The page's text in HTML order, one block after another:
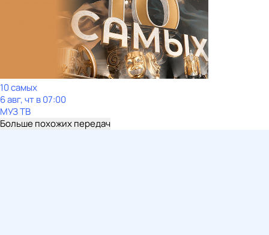
10 самых
6 авг, чт в 07:00
МУЗ ТВ
Больше похожих передач